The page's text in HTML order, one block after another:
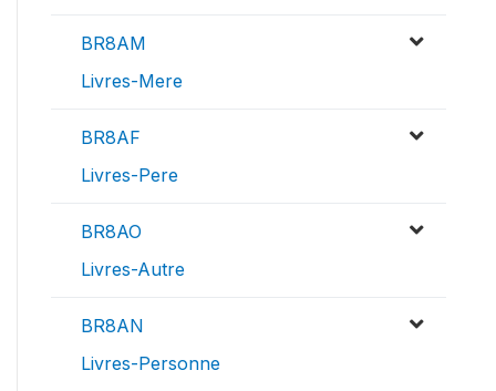
BR8AM
Livres-Mere
BR8AF
Livres-Pere
BR8AO
Livres-Autre
BR8AN
Livres-Personne